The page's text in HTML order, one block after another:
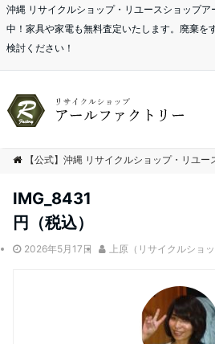
沖縄 リサイクルショップ・リユースショップ
中！家具や家電も無料査定いたします。廃棄を
検討ください！
【公式】沖縄 リサイクルショップ・リユ
IMG_8431
円（税込）
2026年5月17日 上原（リサイクルショッ